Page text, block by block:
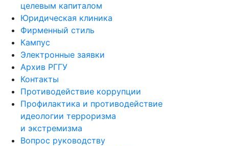
целевым капиталом
Юридическая клиника
Фирменный стиль
Кампус
Электронные заявки
Архив РГГУ
Контакты
Противодействие коррупции
Профилактика и противодействие
идеологии терроризма
и экстремизма
Вопрос руководству